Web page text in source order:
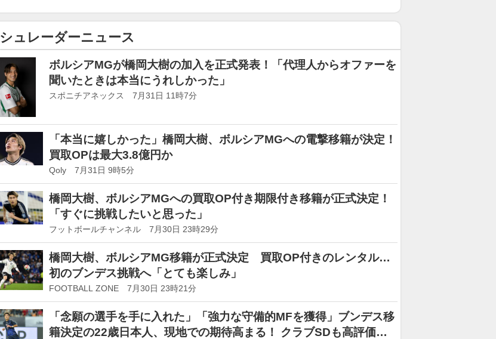
シュレーダーニュース
ボルシアMGが橋岡大樹の加入を正式発表！「代理人からオファーを
聞いたときは本当にうれしかった」
スポニチアネックス 7月31日 11時7分
「本当に嬉しかった」橋岡大樹、ボルシアMGへの電撃移籍が決定！
買取OPは最大3.8億円か
Qoly 7月31日 9時5分
橋岡大樹、ボルシアMGへの買取OP付き期限付き移籍が正式決定！
「すぐに挑戦したいと思った」
フットボールチャンネル 7月30日 23時29分
橋岡大樹、ボルシアMG移籍が正式決定 買取OP付きのレンタル…
初のブンデス挑戦へ「とても楽しみ」
FOOTBALL ZONE 7月30日 23時21分
「念願の選手を手に入れた」「強力な守備的MFを獲得」ブンデス移
籍決定の22歳日本人、現地での期待高まる！ クラブSDも高評価